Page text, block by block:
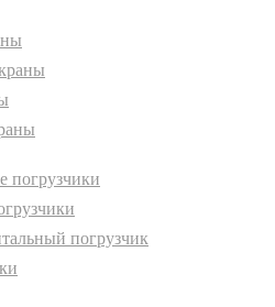
погрузчики
погрузчик